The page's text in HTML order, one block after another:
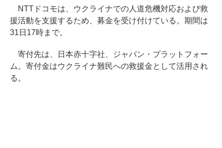
NTTドコモは、ウクライナでの人道危機対応および救
援活動を支援するため、募金を受け付けている。期間は
31日17時まで。
寄付先は、日本赤十字社、ジャパン・プラットフォー
ム。寄付金はウクライナ難民への救援金として活用され
る。